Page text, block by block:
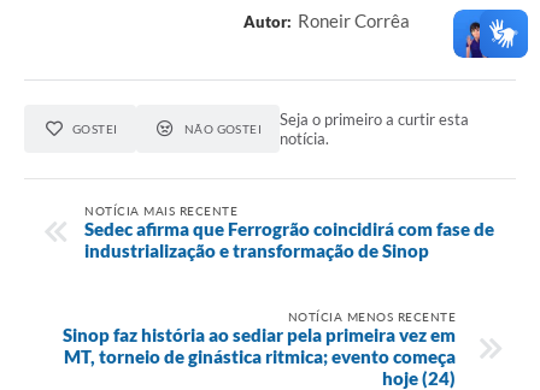
Autor: Roneir Corrêa
GOSTEI NÃO GOSTEI
Seja o primeiro a curtir esta
notícia.
NOTÍCIA MAIS RECENTE
Sedec afirma que Ferrogrão coincidirá com fase de
industrialização e transformação de Sinop
NOTÍCIA MENOS RECENTE
Sinop faz história ao sediar pela primeira vez em
MT, torneio de ginástica ritmica; evento começa
hoje (24)